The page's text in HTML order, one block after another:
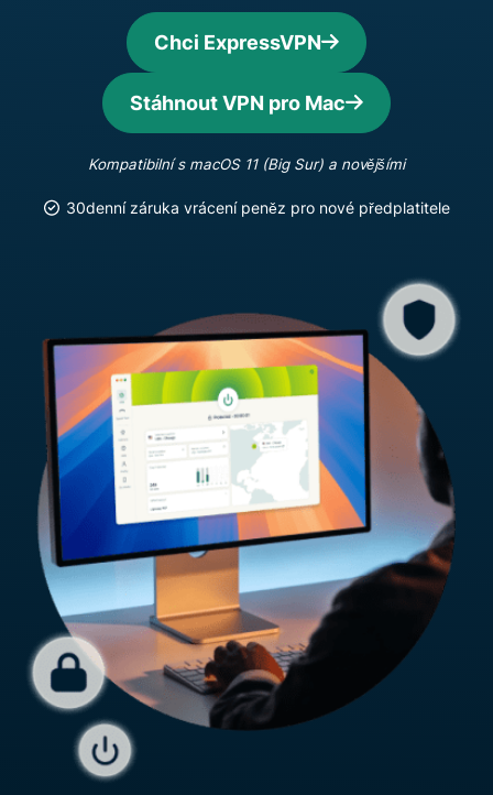
Chci ExpressVPN
Stáhnout VPN pro Mac
Kompatibilní s macOS 11 (Big Sur) a novějšími
30denní záruka vrácení peněz pro nové předplatitele